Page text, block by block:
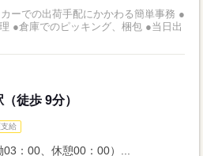
ーでの出荷手配にかかわる簡単事務 ●
●倉庫でのピッキング、梱包 ●当日出
徒歩 9分）
給
：00、休憩00：00）...